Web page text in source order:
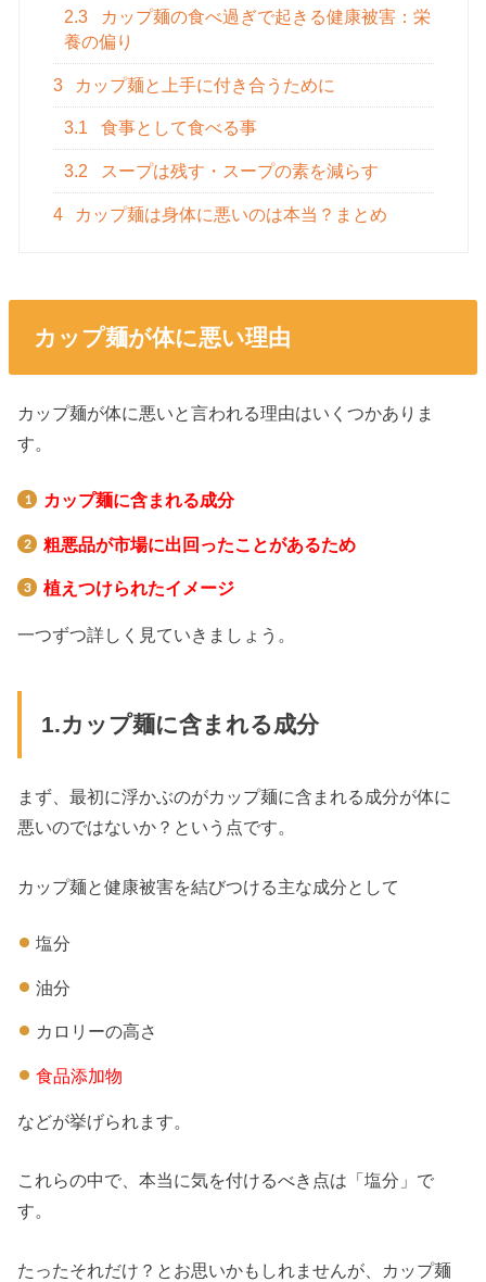
2.3
カップ麺の食べ過ぎで起きる健康被害：栄
養の偏り
3 カップ麺と上手に付き合うために
3.1 食事として食べる事
3.2 スープは残す・スープの素を減らす
4 カップ麺は身体に悪いのは本当？まとめ
カップ麺が体に悪い理由
カップ麺が体に悪いと言われる理由はいくつかありま
す。
カップ麺に含まれる成分
粗悪品が市場に出回ったことがあるため
植えつけられたイメージ
一つずつ詳しく見ていきましょう。
1.カップ麺に含まれる成分
まず、最初に浮かぶのがカップ麺に含まれる成分が体に
悪いのではないか？という点です。
カップ麺と健康被害を結びつける主な成分として
塩分
油分
カロリーの高さ
食品添加物
などが挙げられます。
これらの中で、本当に気を付けるべき点は「塩分」で
す。
たったそれだけ？とお思いかもしれませんが、カップ麺